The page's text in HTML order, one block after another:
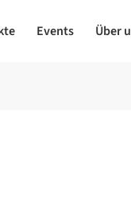
Events Über